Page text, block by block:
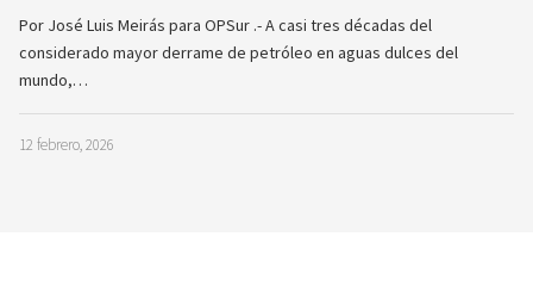
Por José Luis Meirás para OPSur .- A casi tres décadas del
considerado mayor derrame de petróleo en aguas dulces del
mundo,…
12 febrero, 2026